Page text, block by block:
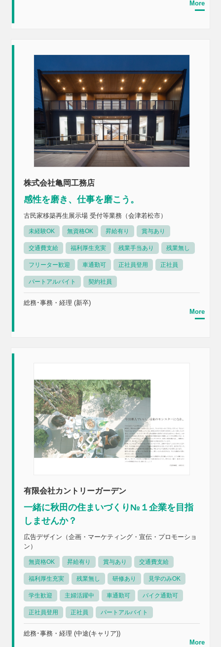
More
株式会社亀岡工務店
感性を磨き、仕事を磨こう。
古民家移築再生展示場 受付等業務（会津若松市）
未経験OK 無資格OK 昇給有り 賞与あり
交通費支給 福利厚生充実 残業手当あり 残業無し
フリーター歓迎 車通勤可 正社員登用 正社員
パートアルバイト 契約社員
総務･事務・経理 (新卒)
More
有限会社カントリーガーデン
一緒に秋田の住まいづくり№１企業を目指
しませんか？
広告デザイン（企画・マーケティング・宣伝・プロモーショ
ン）
無資格OK 昇給有り 賞与あり 交通費支給
福利厚生充実 残業無し 研修あり 見学のみOK
学生歓迎 主婦活躍中 車通勤可 バイク通勤可
正社員登用 正社員 パートアルバイト
総務･事務・経理 (中途(キャリア))
More